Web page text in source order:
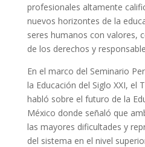
profesionales altamente
nuevos horizontes de la
seres humanos con valores,
de los derechos y
En el marco del Seminario
la Educación del Siglo XXI, el
habló sobre el futuro de la
México donde señaló que
las mayores dificultades y
del sistema en el nivel